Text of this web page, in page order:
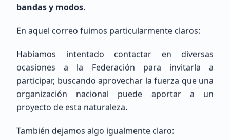
Eduardo Lopez
Sin Indicativo
Principiante (SWL / Aspirante)
México, CDMX, Ciudad de México
bandas y modos.
En aquel correo fuimos particularmente claros:
Habíamos intentado contactar en diversas
ocasiones a la Federación para invitarla a
participar, buscando aprovechar la fuerza que una
organización nacional puede aportar a un
proyecto de esta naturaleza.
También dejamos algo igualmente claro: